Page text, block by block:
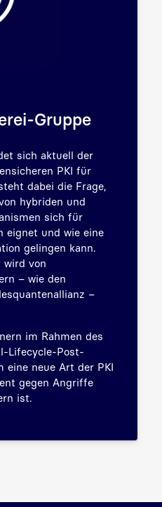
Gruppe
sich aktuell der
PKI für
dabei die Frage,
hybriden und
sich für
eignet und wie eine
gelingen kann.
wird von
– wie den
–
im Rahmen des
Lifecycle-Post-
eine neue Art der PKI
gegen Angriffe
ist.